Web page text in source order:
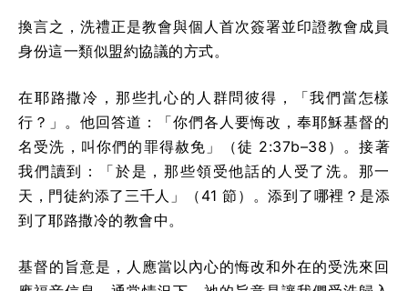
換言之，洗禮正是教會與個人首次簽署並印證教會成員
身份這一類似盟約協議的方式。
在耶路撒冷，那些扎心的人群問彼得，「我們當怎樣
行？」。他回答道：「你們各人要悔改，奉耶穌基督的
名受洗，叫你們的罪得赦免」（徒 2:37b–38）。接著
我們讀到：「於是，那些領受他話的人受了洗。那一
天，門徒約添了三千人」（41 節）。添到了哪裡？是添
到了耶路撒冷的教會中。
基督的旨意是，人應當以內心的悔改和外在的受洗來回